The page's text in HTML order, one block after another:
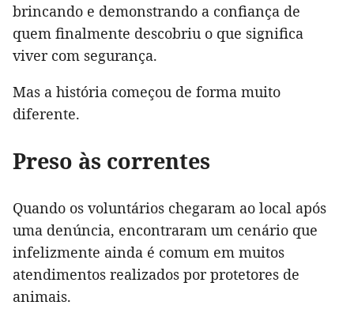
brincando e demonstrando a confiança de
quem finalmente descobriu o que significa
viver com segurança.
Mas a história começou de forma muito
diferente.
Preso às correntes
Quando os voluntários chegaram ao local após
uma denúncia, encontraram um cenário que
infelizmente ainda é comum em muitos
atendimentos realizados por protetores de
animais.